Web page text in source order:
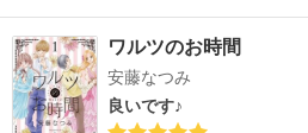
ワルツのお時間
安藤なつみ
良いです♪